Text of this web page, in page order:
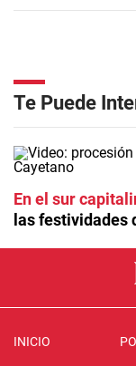
Te Puede
En el sur
las festividades
INICIO